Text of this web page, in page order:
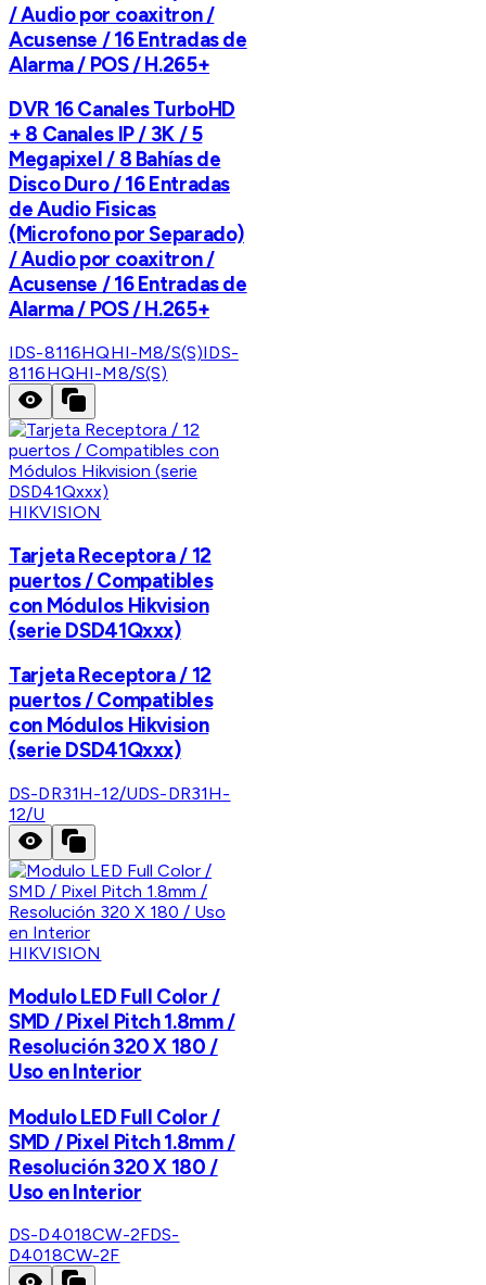
/ Audio por coaxitron /
Acusense / 16 Entradas de
Alarma / POS / H.265+
DVR 16 Canales TurboHD
+ 8 Canales IP / 3K / 5
Megapixel / 8 Bahías de
Disco Duro / 16 Entradas
de Audio Fisicas
(Microfono por Separado)
/ Audio por coaxitron /
Acusense / 16 Entradas de
Alarma / POS / H.265+
IDS-8116HQHI-M8/S(S)IDS-
8116HQHI-M8/S(S)
HIKVISION
Tarjeta Receptora / 12
puertos / Compatibles
con Módulos Hikvision
(serie DSD41Qxxx)
Tarjeta Receptora / 12
puertos / Compatibles
con Módulos Hikvision
(serie DSD41Qxxx)
DS-DR31H-12/UDS-DR31H-
12/U
HIKVISION
Modulo LED Full Color /
SMD / Pixel Pitch 1.8mm /
Resolución 320 X 180 /
Uso en Interior
Modulo LED Full Color /
SMD / Pixel Pitch 1.8mm /
Resolución 320 X 180 /
Uso en Interior
DS-D4018CW-2FDS-
D4018CW-2F